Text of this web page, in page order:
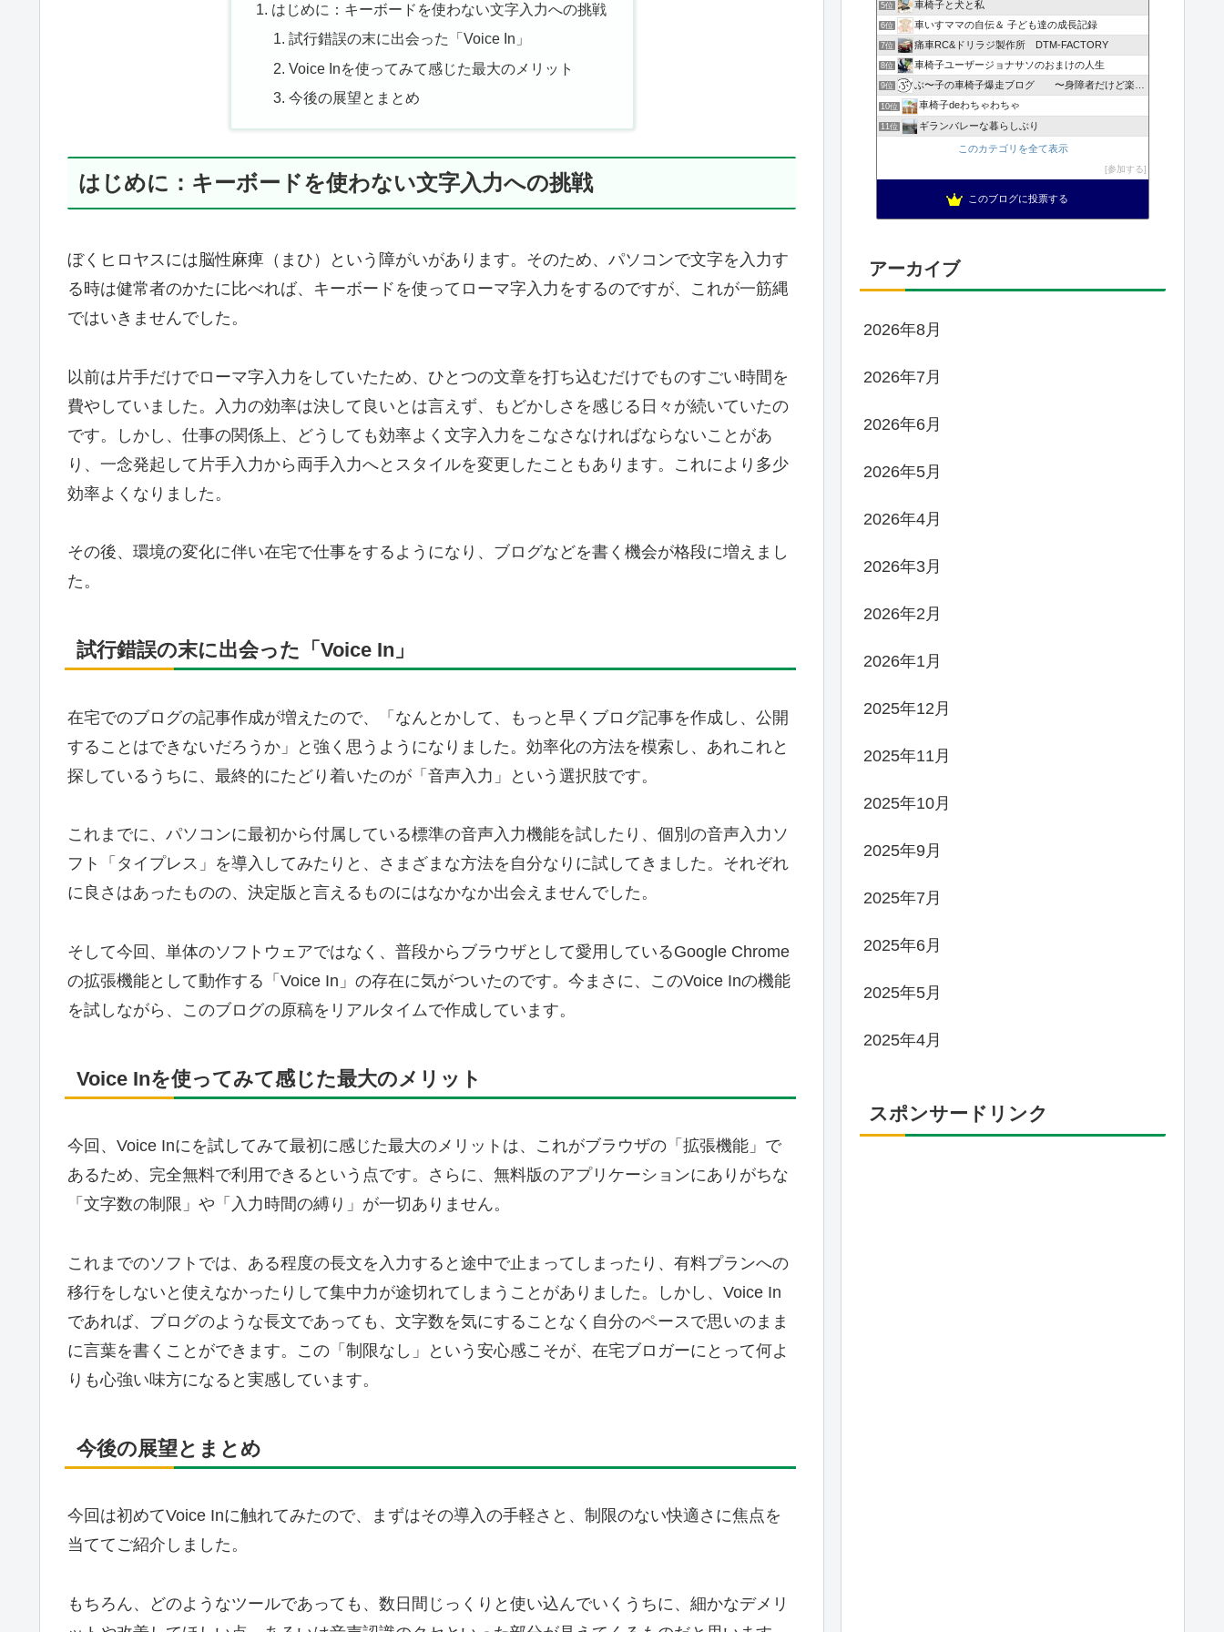
はじめに：キーボードを使わない文字入力への挑戦
試行錯誤の末に出会った「Voice In」
Voice Inを使ってみて感じた最大のメリット
今後の展望とまとめ
はじめに：キーボードを使わない文字入力への挑戦
ぼくヒロヤスには脳性麻痺（まひ）という障がいがあります。そのため、パソコンで文字を入力す
る時は健常者のかたに比べれば、キーボードを使ってローマ字入力をするのですが、これが一筋縄
ではいきませんでした。
以前は片手だけでローマ字入力をしていたため、ひとつの文章を打ち込むだけでものすごい時間を
費やしていました。入力の効率は決して良いとは言えず、もどかしさを感じる日々が続いていたの
です。しかし、仕事の関係上、どうしても効率よく文字入力をこなさなければならないことがあ
り、一念発起して片手入力から両手入力へとスタイルを変更したこともあります。これにより多少
効率よくなりました。
その後、環境の変化に伴い在宅で仕事をするようになり、ブログなどを書く機会が格段に増えまし
た。
試行錯誤の末に出会った「Voice In」
在宅でのブログの記事作成が増えたので、「なんとかして、もっと早くブログ記事を作成し、公開
することはできないだろうか」と強く思うようになりました。効率化の方法を模索し、あれこれと
探しているうちに、最終的にたどり着いたのが「音声入力」という選択肢です。
これまでに、パソコンに最初から付属している標準の音声入力機能を試したり、個別の音声入力ソ
フト「タイプレス」を導入してみたりと、さまざまな方法を自分なりに試してきました。それぞれ
に良さはあったものの、決定版と言えるものにはなかなか出会えませんでした。
そして今回、単体のソフトウェアではなく、普段からブラウザとして愛用しているGoogle Chrome
の拡張機能として動作する「Voice In」の存在に気がついたのです。今まさに、このVoice Inの機能
を試しながら、このブログの原稿をリアルタイムで作成しています。
Voice Inを使ってみて感じた最大のメリット
今回、Voice Inにを試してみて最初に感じた最大のメリットは、これがブラウザの「拡張機能」で
あるため、完全無料で利用できるという点です。さらに、無料版のアプリケーションにありがちな
「文字数の制限」や「入力時間の縛り」が一切ありません。
これまでのソフトでは、ある程度の長文を入力すると途中で止まってしまったり、有料プランへの
移行をしないと使えなかったりして集中力が途切れてしまうことがありました。しかし、Voice In
であれば、ブログのような長文であっても、文字数を気にすることなく自分のペースで思いのまま
に言葉を書くことができます。この「制限なし」という安心感こそが、在宅ブロガーにとって何よ
りも心強い味方になると実感しています。
今後の展望とまとめ
今回は初めてVoice Inに触れてみたので、まずはその導入の手軽さと、制限のない快適さに焦点を
当ててご紹介しました。
もちろん、どのようなツールであっても、数日間じっくりと使い込んでいくうちに、細かなデメリ
5位 車椅子と犬と私
6位 車いすママの自伝＆ 子ども達の成長記録
7位 痛車RC&ドリラジ製作所 DTM-FACTORY
8位 車椅子ユーザージョナサソのおまけの人生
9位 ぶ〜子の車椅子爆走ブログ 〜身障者だけど楽しく生きてやる〜
10位 車椅子deわちゃわちゃ
11位 ギランバレーな暮らしぶり
このカテゴリを全て表示
参加する
このブログに投票する
アーカイブ
2026年8月
2026年7月
2026年6月
2026年5月
2026年4月
2026年3月
2026年2月
2026年1月
2025年12月
2025年11月
2025年10月
2025年9月
2025年7月
2025年6月
2025年5月
2025年4月
スポンサードリンク